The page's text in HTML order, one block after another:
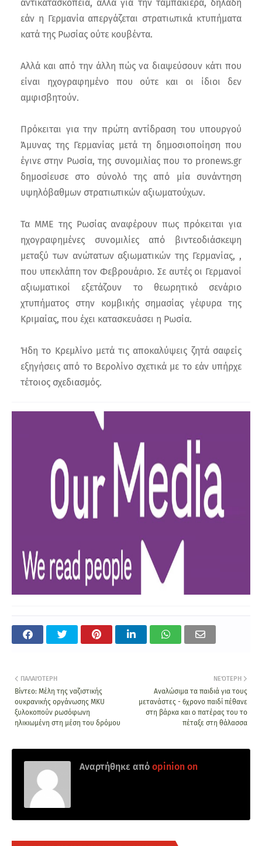
αντικατασκοπεία, αλλά για την ταμπακιέρα, δηλαδή
εάν η Γερμανία απεργάζεται στρατιωτικά κτυπήματα
κατά της Ρωσίας ούτε κουβέντα.
Αλλά και από την άλλη πώς να διαψεύσουν κάτι που
είναι ηχογραφημένο που ούτε και οι ίδιοι δεν
αμφισβητούν.
Πρόκειται για την πρώτη αντίδραση του υπουργού
Άμυνας της Γερμανίας μετά τη δημοσιοποίηση που
έγινε στην Ρωσία, της συνομιλίας που το pronews.gr
δημοσίευσε στο σύνολό της από μία συνάντηση
υψηλόβαθμων στρατιωτικών αξιωματούχων.
Τα ΜΜΕ της Ρωσίας αναφέρουν πως πρόκειται για
ηχογραφημένες συνομιλίες από βιντεοδιάσκεψη
μεταξύ των ανώτατων αξιωματικών της Γερμανίας, ,
που υπεκλάπη τον Φεβρουάριο. Σε αυτές οι Γερμανοί
αξιωματικοί εξετάζουν το θεωρητικό σενάριο
χτυπήματος στην κομβικής σημασίας γέφυρα της
Κριμαίας, που έχει κατασκευάσει η Ρωσία.
Ήδη το Κρεμλίνο μετά τις αποκαλύψεις ζητά σαφείς
εξηγήσεις από το Βερολίνο σχετικά με το εάν υπήρχε
τέτοιος σχεδιασμός.
ΝΕΌΤΕΡΗ
Αναλώσιμα τα παιδιά για τους
μετανάστες - 6χρονο παιδί πέθανε
στη βάρκα και ο πατέρας του το
πέταξε στη θάλασσα
ΠΑΛΑΙΌΤΕΡΗ
Βίντεο: Μέλη της ναζιστικής
ουκρανικής οργάνωσης MKU
ξυλοκοπούν ρωσόφωνη
ηλικιωμένη στη μέση του δρόμου
Αναρτήθηκε από opinion on